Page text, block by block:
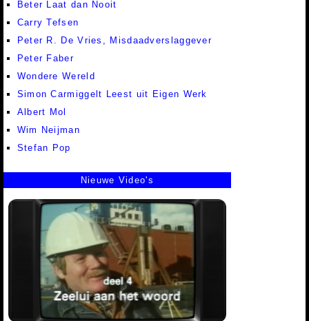
Beter Laat dan Nooit
Carry Tefsen
Peter R. De Vries, Misdaadverslaggever
Peter Faber
Wondere Wereld
Simon Carmiggelt Leest uit Eigen Werk
Albert Mol
Wim Neijman
Stefan Pop
Nieuwe Video's